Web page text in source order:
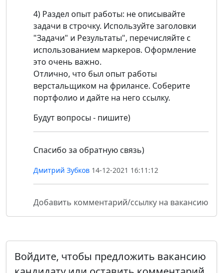
4) Раздел опыт работы: не описывайте
задачи в строчку. Используйте заголовки
"Задачи" и Результаты", перечисляйте с
использованием маркеров. Оформление
это очень важно.
Отлично, что был опыт работы
верстальщиком на фрилансе. Соберите
портфолио и дайте на него ссылку.
Будут вопросы - пишите)
Спасибо за обратную связь)
Дмитрий Зубков 14-12-2021 16:11:12
Добавить комментарий/ссылку на вакансию
Войдите, чтобы предложить вакансию